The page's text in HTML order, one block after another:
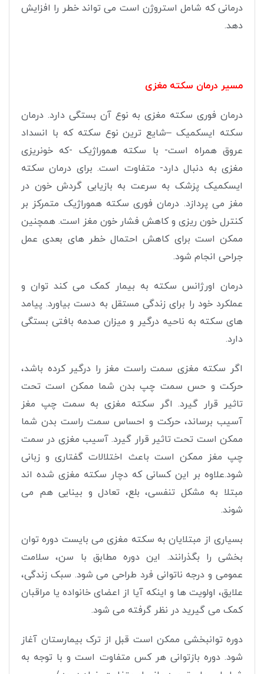
درمانی که شامل استروژن است می تواند خطر را افزایش
دهد.
مسیر درمان سکته مغزی
درمان فوری سکته مغزی به نوع آن بستگی دارد. درمان
سکته ایسکمیک –شایع ترین نوع سکته که با انسداد
عروق همراه است- با سکته هموراژیک -که خونریزی
مغزی به دنبال دارد- متفاوت است. برای درمان سکته
ایسکمیک پزشک به سرعت به بازیابی گردش خون در
مغز می پردازد. درمان فوری سکته هموراژیک متمرکز بر
کنترل خون ریزی و کاهش فشار خون مغز است. همچنین
ممکن است برای کاهش احتمال خطر های بعدی عمل
جراحی انجام شود.
درمان اورژانس سکته به بیمار کمک می کند توان و
عملکرد خود را برای زندگی مستقل به دست بیاورد. پیامد
های سکته به ناحیه درگیر و میزان صدمه بافتی بستگی
دارد.
اگر سکته مغزی سمت راست مغز را درگیر کرده باشد،
حرکت و حس سمت چپ بدن شما ممکن است تحت
تاثیر قرار گیرد. اگر سکته مغزی به سمت چپ مغز
آسیب برساند، حرکت و احساس سمت راست بدن شما
ممکن است تحت تاثیر قرار گیرد. آسیب مغزی در سمت
چپ مغز ممکن است باعث اختلالات گفتاری و زبانی
شود.علاوه بر این کسانی که دچار سکته مغزی شده اند
مبتلا به مشکل تنفسی، بلع، تعادل و بینایی هم می
شوند.
بسیاری از مبتلایان به سکته مغزی می بایست دوره توان
بخشی را بگذرانند. این دوره مطابق با سن، سلامت
عمومی و درجه ناتوانی فرد طراحی می شود. سبک زندگی،
علایق، اولویت ها و اینکه آیا از اعضای خانواده یا مراقبان
کمک می گیرید در نظر گرفته می شود.
دوره توانبخشی ممکن است قبل از ترک بیمارستان آغاز
شود. دوره بازتوانی هر کس متفاوت است و با توجه به